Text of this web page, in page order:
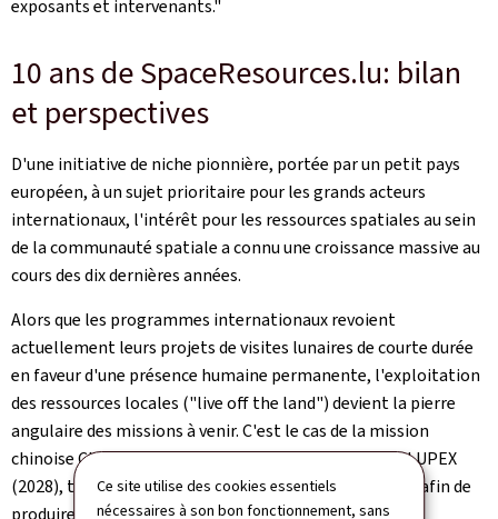
Ce site utilise des cookies essentiels
nécessaires à son bon fonctionnement, sans
exposants et intervenants."
10 ans de SpaceResources.lu: bilan
et perspectives
D'une initiative de niche pionnière, portée par un petit pays
européen, à un sujet prioritaire pour les grands acteurs
internationaux, l'intérêt pour les ressources spatiales au sein
de la communauté spatiale a connu une croissance massive au
cours des dix dernières années.
Alors que les programmes internationaux revoient
actuellement leurs projets de visites lunaires de courte durée
en faveur d'une présence humaine permanente, l'exploitation
des ressources locales ("live off the land") devient la pierre
angulaire des missions à venir. C'est le cas de la mission
chinoise Chang'e 7 (2026) et du projet indo-japonais LUPEX
(2028), tous deux conçus pour extraire la glace lunaire afin de
produire de l'eau et du carburant pour fusées.